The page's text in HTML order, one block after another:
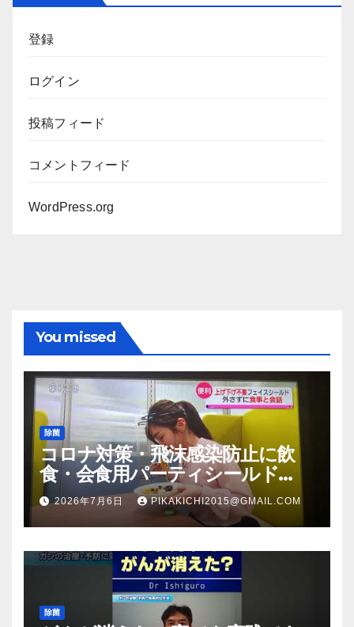
登録
ログイン
投稿フィード
コメントフィード
WordPress.org
You missed
除菌
コロナ対策・飛沫感染防止に飲
食・会食用パーティシールド
（マスク会食代替品）ＦＢＣ福井
放送のＴＶ番組での紹介映像
2026年7月6日 PIKAKICHI2015@GMAIL.COM
除菌